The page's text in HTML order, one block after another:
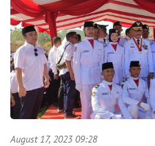
August 17, 2023 09:28